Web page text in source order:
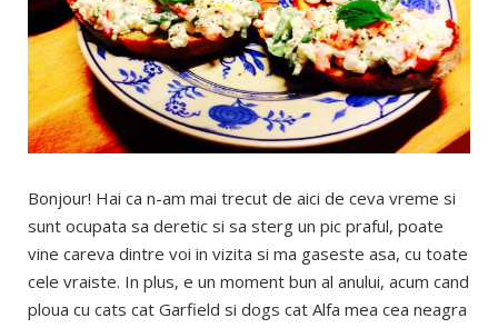
Bonjour! Hai ca n-am mai trecut de aici de ceva vreme si
sunt ocupata sa deretic si sa sterg un pic praful, poate
vine careva dintre voi in vizita si ma gaseste asa, cu toate
cele vraiste. In plus, e un moment bun al anului, acum cand
ploua cu cats cat Garfield si dogs cat Alfa mea cea neagra